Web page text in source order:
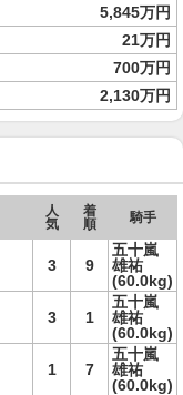
5,845万円
21万円
700万円
2,130万円
人
気
着
順
騎手
3 9
五十嵐
雄祐
(60.0kg)
3 1
五十嵐
雄祐
(60.0kg)
1 7
五十嵐
雄祐
(60.0kg)